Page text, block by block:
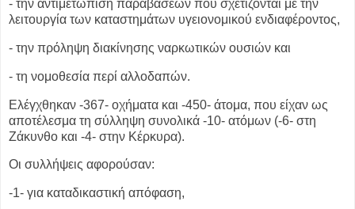
- την αντιμετώπιση παραβάσεων που σχετίζονται με την
λειτουργία των καταστημάτων υγειονομικού ενδιαφέροντος,
- την πρόληψη διακίνησης ναρκωτικών ουσιών και
- τη νομοθεσία περί αλλοδαπών.
Ελέγχθηκαν -367- οχήματα και -450- άτομα, που είχαν ως
αποτέλεσμα τη σύλληψη συνολικά -10- ατόμων (-6- στη
Ζάκυνθο και -4- στην Κέρκυρα).
Οι συλλήψεις αφορούσαν:
-1- για καταδικαστική απόφαση,